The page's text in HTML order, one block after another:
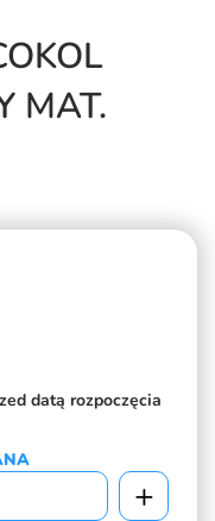
MAT.
datą rozpoczęcia
+